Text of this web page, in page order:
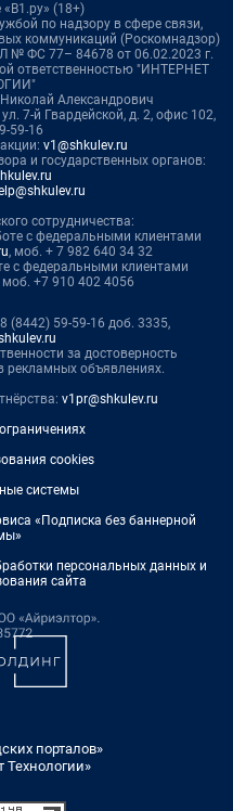
(18+)
по надзору в сфере связи,
коммуникаций (Роскомнадзор)
№ ФС 77– 84678 от 06.02.2023 г.
ответственностью "ИНТЕРНЕТ
Александрович
7-й Гвардейской, д. 2, офис 102,
59-16
v1@shkulev.ru
и государственных органов:
сотрудничества:
с федеральными клиентами
, моб. + 7 982 640 34 32
с федеральными клиентами
моб. +7 910 402 4056
(8442) 59-59-16 доб. 3335,
за достоверность
объявлениях.
v1pr@shkulev.ru
cookies
системы
«Подписка без баннерной
персональных данных и
сайта
порталов»